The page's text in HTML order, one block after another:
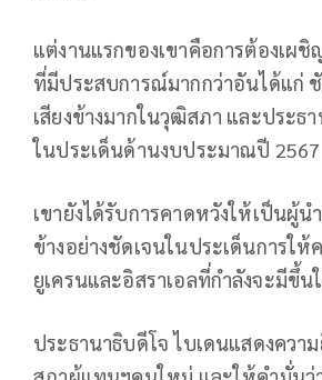
แต่งานแรกของเขาคือการต้องเผ
ที่มีประสบการณ์มากกว่าอันได้แก่
เสียงข้างมากในวุฒิสภา และประธ
ในประเด็นด้านงบประมาณปี 2567
เขายังได้รับการคาดหวังให้เป็นผู้
ข้างอย่างชัดเจนในประเด็นการให้
ยูเครนและอิสราเอลที่กำลังจะมีขึ้
ประธานาธิบดีโจ ไบเดนแสดงควา